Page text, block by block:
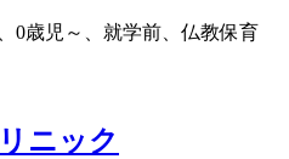
0歳児～、就学前、仏教保育
ニック